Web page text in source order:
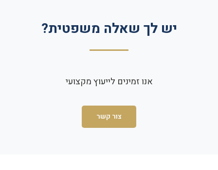
יש לך שאלה משפטית?
אנו זמינים לייעוץ מקצועי
צור קשר